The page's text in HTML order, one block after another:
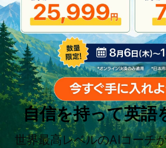
自信を持って英語
世界最高レベルのAIコーチ